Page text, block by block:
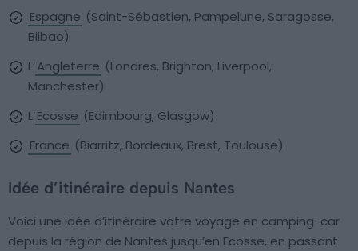
Espagne (Saint-Sébastien, Pampelune, Saragosse,
Bilbao)
L’Angleterre (Londres, Brighton, Liverpool,
Manchester)
L’Ecosse (Edimbourg, Glasgow)
France (Biarritz, Bordeaux, Brest, Toulouse)
Idée d’itinéraire depuis Nantes
Voici une idée d’itinéraire votre voyage en camping-car
depuis la région de Nantes jusqu’en Ecosse, en passant